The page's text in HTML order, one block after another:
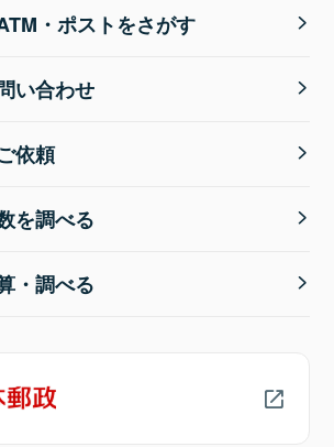
・ポストをさがす
い合わせ
依頼
を調べる
・調べる